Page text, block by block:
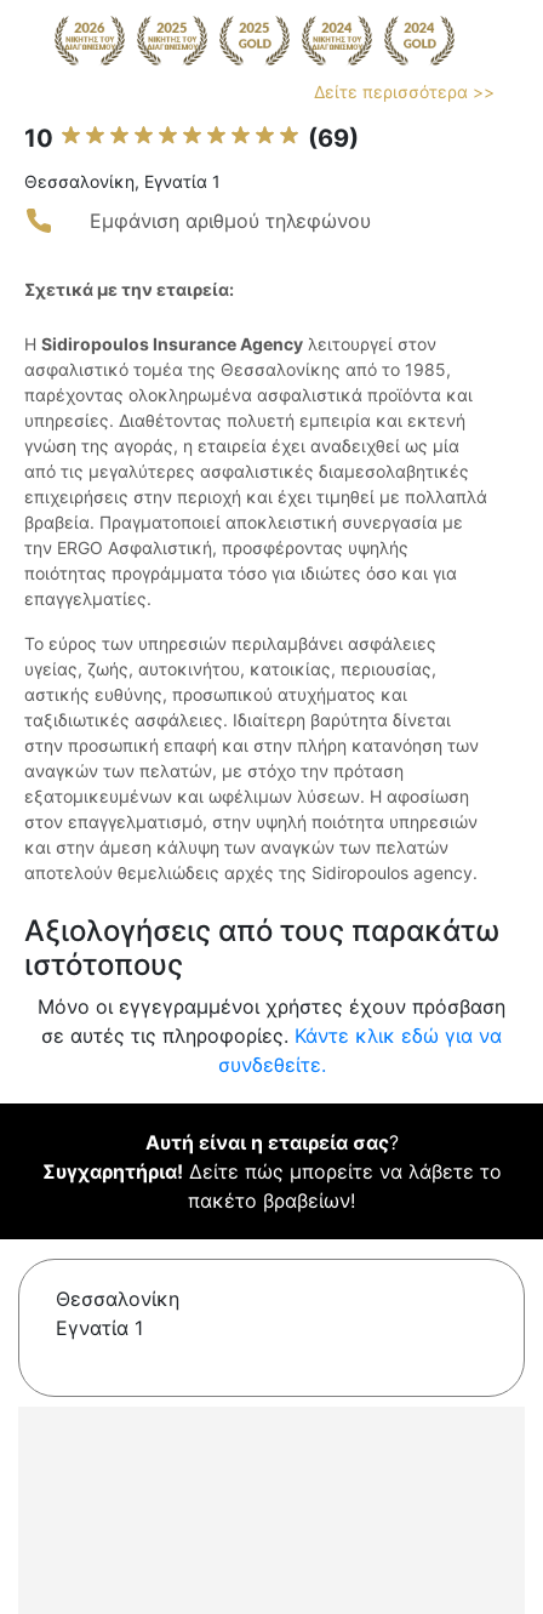
Δείτε περισσότερα >>
10 (69)
Θεσσαλονίκη, Εγνατία 1
Εμφάνιση αριθμού τηλεφώνου
Σχετικά με την εταιρεία:
Η Sidiropoulos Insurance Agency λειτουργεί στον
ασφαλιστικό τομέα της Θεσσαλονίκης από το 1985,
παρέχοντας ολοκληρωμένα ασφαλιστικά προϊόντα και
υπηρεσίες. Διαθέτοντας πολυετή εμπειρία και εκτενή
γνώση της αγοράς, η εταιρεία έχει αναδειχθεί ως μία
από τις μεγαλύτερες ασφαλιστικές διαμεσολαβητικές
επιχειρήσεις στην περιοχή και έχει τιμηθεί με πολλαπλά
βραβεία. Πραγματοποιεί αποκλειστική συνεργασία με
την ERGO Ασφαλιστική, προσφέροντας υψηλής
ποιότητας προγράμματα τόσο για ιδιώτες όσο και για
επαγγελματίες.
Το εύρος των υπηρεσιών περιλαμβάνει ασφάλειες
υγείας, ζωής, αυτοκινήτου, κατοικίας, περιουσίας,
αστικής ευθύνης, προσωπικού ατυχήματος και
ταξιδιωτικές ασφάλειες. Ιδιαίτερη βαρύτητα δίνεται
στην προσωπική επαφή και στην πλήρη κατανόηση των
αναγκών των πελατών, με στόχο την πρόταση
εξατομικευμένων και ωφέλιμων λύσεων. Η αφοσίωση
στον επαγγελματισμό, στην υψηλή ποιότητα υπηρεσιών
και στην άμεση κάλυψη των αναγκών των πελατών
αποτελούν θεμελιώδεις αρχές της Sidiropoulos agency.
Αξιολογήσεις από τους παρακάτω
ιστότοπους
Μόνο οι εγγεγραμμένοι χρήστες έχουν πρόσβαση
σε αυτές τις πληροφορίες. Κάντε κλικ εδώ για να
συνδεθείτε.
Αυτή είναι η εταιρεία σας?
Συγχαρητήρια! Δείτε πώς μπορείτε να λάβετε το
πακέτο βραβείων!
Θεσσαλονίκη
Εγνατία 1